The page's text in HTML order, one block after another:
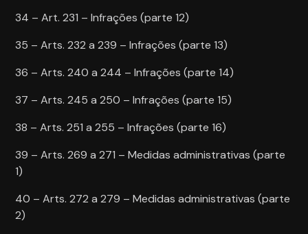
34 – Art. 231 – Infrações (parte 12)
35 – Arts. 232 a 239 – Infrações (parte 13)
36 – Arts. 240 a 244 – Infrações (parte 14)
37 – Arts. 245 a 250 – Infrações (parte 15)
38 – Arts. 251 a 255 – Infrações (parte 16)
39 – Arts. 269 a 271 – Medidas administrativas (parte
1)
40 – Arts. 272 a 279 – Medidas administrativas (parte
2)